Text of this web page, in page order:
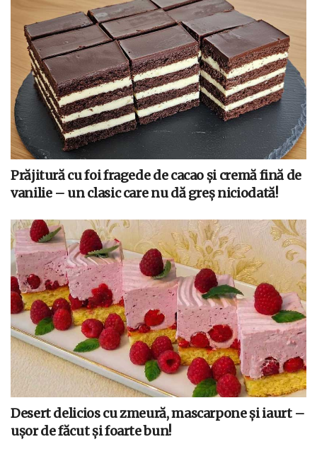
Prăjitură cu foi fragede de cacao și cremă fină de
vanilie – un clasic care nu dă greș niciodată!
Desert delicios cu zmeură, mascarpone și iaurt –
ușor de făcut și foarte bun!